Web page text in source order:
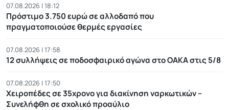
07.08.2026 | 18:12
Πρόστιμο 3.750 ευρώ σε αλλοδαπό που
πραγματοποιούσε θερμές εργασίες
07.08.2026 | 17:58
12 συλλήψεις σε ποδοσφαιρικό αγώνα στο ΟΑΚΑ στις 5/8
07.08.2026 | 17:50
Χειροπέδες σε 35χρονο για διακίνηση ναρκωτικών –
Συνελήφθη σε σχολικό προαύλιο